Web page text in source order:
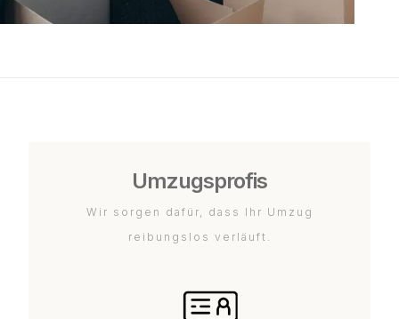
Umzugsprofis
Wir sorgen dafür, dass Ihr Umzug
reibungslos verläuft.